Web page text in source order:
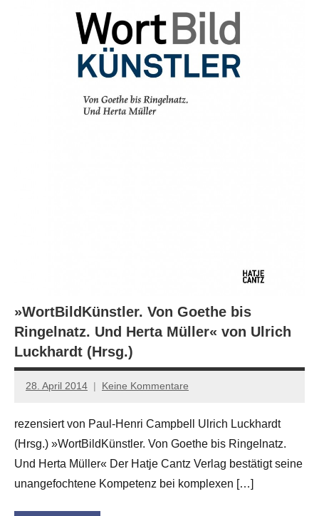
»WortBildKünstler. Von Goethe bis
Ringelnatz. Und Herta Müller« von Ulrich
Luckhardt (Hrsg.)
28. April 2014
Anton
Leitner
Keine Kommentare
rezensiert von Paul-Henri Campbell Ulrich Luckhardt
(Hrsg.) »WortBildKünstler. Von Goethe bis Ringelnatz.
Und Herta Müller« Der Hatje Cantz Verlag bestätigt seine
unangefochtene Kompetenz bei komplexen […]